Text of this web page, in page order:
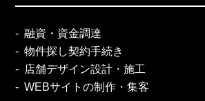
融資・資金調達
物件探し契約手続き
店舗デザイン設計・施工
WEBサイトの制作・集客